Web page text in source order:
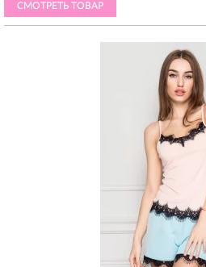
СМОТРЕТЬ ТОВАР